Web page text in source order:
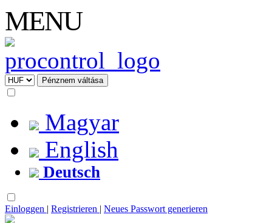
MENU
Magyar
English
Deutsch
Einloggen | Registrieren | Neues Passwort generieren